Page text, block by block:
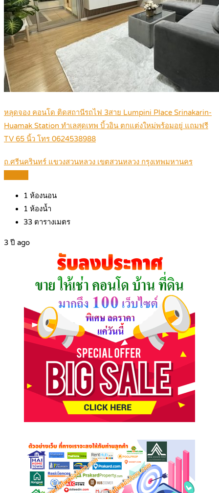
หลุดจอง คอนโด ติดสถานีรถไฟ 3สาย Lumpini Place Srinakarin-
Huamak Station ทำเลสุดเทพ บิ้วอิน ตกแต่งใหม่พร้อมอยู่ แถมฟรี
TV 65 นิ้ว โทร 0624538988
ถ.ศรีนครินทร์ แขวงสวนหลวง เขตสวนหลวง กรุงเทพมหานคร
1 ห้องนอน
1 ห้องน้ำ
33 ตารางเมตร
3 ปี ago